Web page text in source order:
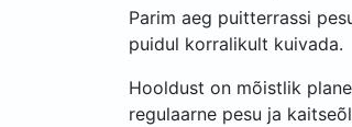
Parim aeg puitterrassi
puidul korralikult kuivada.
Hooldust on mõistlik
regulaarne pesu ja